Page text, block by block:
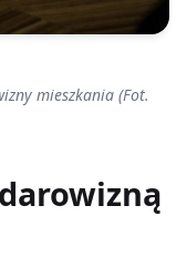
mieszkania (Fot.